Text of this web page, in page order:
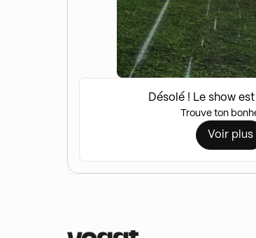
Désolé ! Le show
Trouve ton
Voir plus